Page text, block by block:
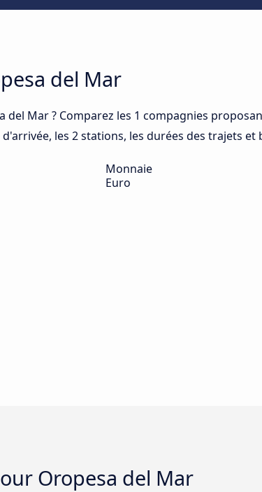
del Mar
Mar ? Comparez les 1 compagnies
les 2 stations, les durées des trajets
Monnaie
Euro
Oropesa del Mar